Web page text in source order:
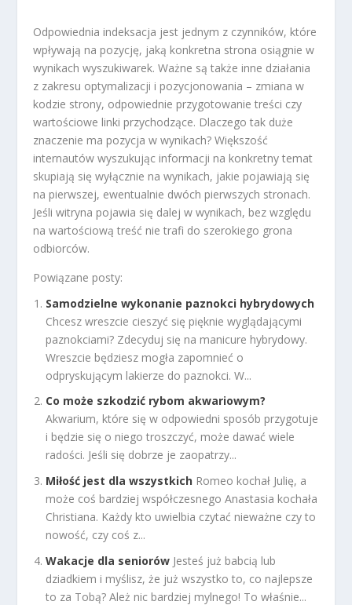
Odpowiednia indeksacja jest jednym z czynników, które
wpływają na pozycję, jaką konkretna strona osiągnie w
wynikach wyszukiwarek. Ważne są także inne działania
z zakresu optymalizacji i pozycjonowania – zmiana w
kodzie strony, odpowiednie przygotowanie treści czy
wartościowe linki przychodzące. Dlaczego tak duże
znaczenie ma pozycja w wynikach? Większość
internautów wyszukując informacji na konkretny temat
skupiają się wyłącznie na wynikach, jakie pojawiają się
na pierwszej, ewentualnie dwóch pierwszych stronach.
Jeśli witryna pojawia się dalej w wynikach, bez względu
na wartościową treść nie trafi do szerokiego grona
odbiorców.
Powiązane posty:
Samodzielne wykonanie paznokci hybrydowych
Chcesz wreszcie cieszyć się pięknie wyglądającymi
paznokciami? Zdecyduj się na manicure hybrydowy.
Wreszcie będziesz mogła zapomnieć o
odpryskującym lakierze do paznokci. W...
Co może szkodzić rybom akwariowym?
Akwarium, które się w odpowiedni sposób przygotuje
i będzie się o niego troszczyć, może dawać wiele
radości. Jeśli się dobrze je zaopatrzy...
Miłość jest dla wszystkich Romeo kochał Julię, a
może coś bardziej współczesnego Anastasia kochała
Christiana. Każdy kto uwielbia czytać nieważne czy to
nowość, czy coś z...
Wakacje dla seniorów Jesteś już babcią lub
dziadkiem i myślisz, że już wszystko to, co najlepsze
to za Tobą? Ależ nic bardziej mylnego! To właśnie...